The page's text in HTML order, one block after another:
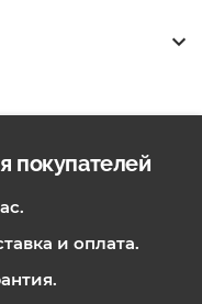
покупателей
и оплата.